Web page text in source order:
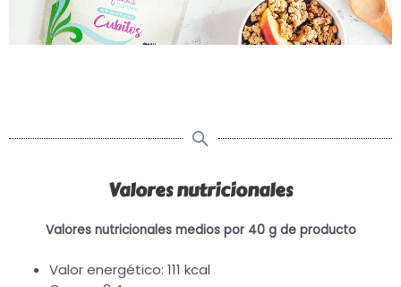
Valores nutricionales
Valores nutricionales medios por 40 g de producto
Valor energético: 111 kcal